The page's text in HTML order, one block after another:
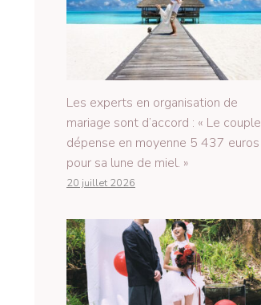
Les experts en organisation de
mariage sont d’accord : « Le couple
dépense en moyenne 5 437 euros
pour sa lune de miel. »
20 juillet 2026